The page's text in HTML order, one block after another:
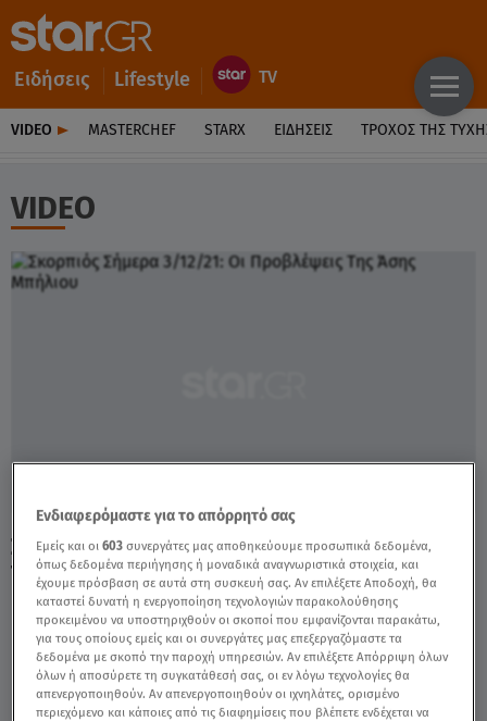
Ειδήσεις Lifestyle
VIDEO MASTERCHEF STARX ΕΙΔΉΣΕΙΣ ΤΡΟΧΌΣ ΤΗΣ
VIDEO
Σκορπιός Σήμερα 3/12/21: Οι Προβλέψεις
Της Άσης Μπήλιου - Video
Ενδιαφερόμαστε για το απόρρητό σας
Εμείς και οι603 συνεργάτες μας αποθηκεύουμε προσωπικά δεδομένα,
όπως δεδομένα περιήγησης ή μοναδικά αναγνωριστικά στοιχεία, και
έχουμε πρόσβαση σε αυτά στη συσκευή σας. Αν επιλέξετε Αποδοχή, θα
καταστεί δυνατή η ενεργοποίηση τεχνολογιών παρακολούθησης
προκειμένου να υποστηριχθούν οι σκοποί που εμφανίζονται παρακάτω,
για τους οποίους εμείς και οι συνεργάτες μας επεξεργαζόμαστε τα
δεδομένα με σκοπό την παροχή υπηρεσιών. Αν επιλέξετε Απόρριψη όλων
όλων ή αποσύρετε τη συγκατάθεσή σας, οι εν λόγω τεχνολογίες θα
απενεργοποιηθούν. Αν απενεργοποιηθούν οι ιχνηλάτες, ορισμένο
περιεχόμενο και κάποιες από τις διαφημίσεις που βλέπετε ενδέχεται να